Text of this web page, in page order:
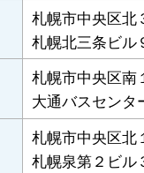
札幌市中央区北
札幌北三条ビル
札幌市中央区南
大通バスセンタ
札幌市中央区北
札幌泉第２ビル